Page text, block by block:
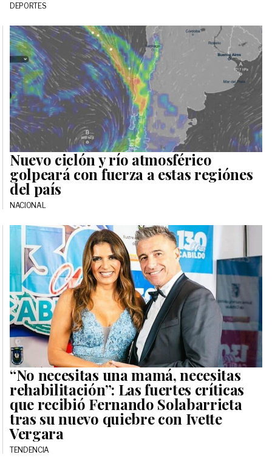
DEPORTES
Nuevo ciclón y río atmosférico
golpeará con fuerza a estas regiónes
del país
NACIONAL
“No necesitas una mamá, necesitas
rehabilitación”: Las fuertes críticas
que recibió Fernando Solabarrieta
tras su nuevo quiebre con Ivette
Vergara
TENDENCIA